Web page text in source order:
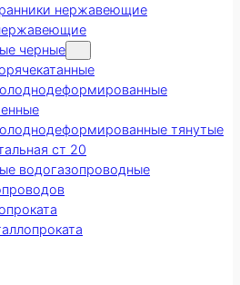
нержавеющие
черные
тянутые
ст 20
водогазопроводные